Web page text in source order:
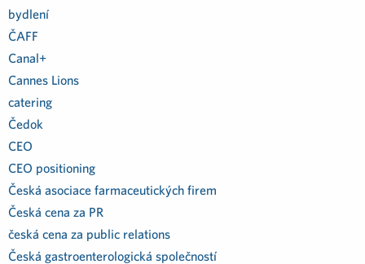
bydlení
ČAFF
Canal+
Cannes Lions
catering
Čedok
CEO
CEO positioning
Česká asociace farmaceutických firem
Česká cena za PR
česká cena za public relations
Česká gastroenterologická společností